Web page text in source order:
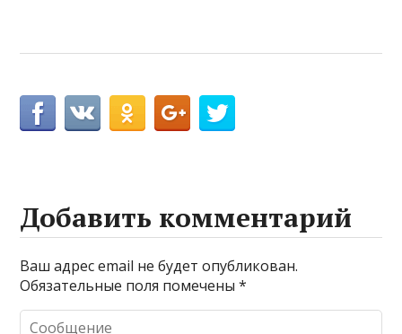
Добавить комментарий
Ваш адрес email не будет опубликован.
Обязательные поля помечены*